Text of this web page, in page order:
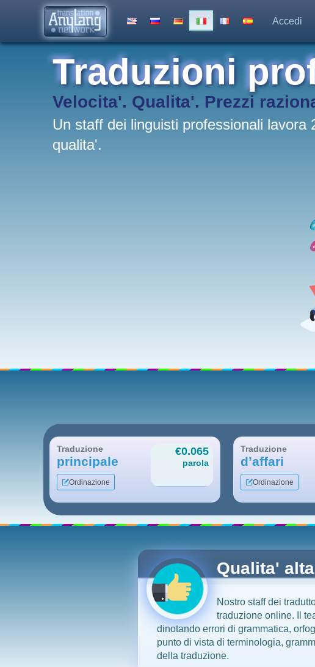
Accedi
Traduzioni
Velocita'. Qualita'. Prezzi
Un staff dei linguisti professionali
qualita'.
Traduzione
principale
Ordinazione
€0.065
parola
Traduzione
d’affari
Ordinazione
Qualita' alta
Nostro staff dei
traduzione online. Il
dinotando errori di grammatica,
punto di vista di terminologia,
della traduzione.